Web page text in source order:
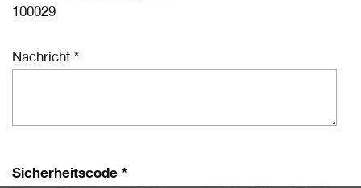
100029
Nachricht *
Sicherheitscode *